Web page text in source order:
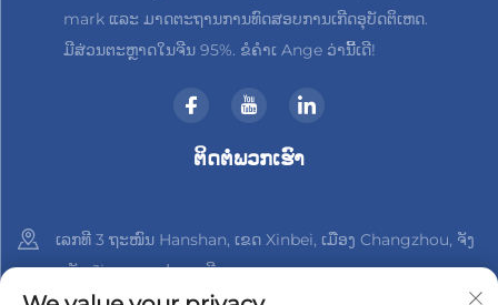
mark ແລະ ມາດຕະຖານການທົດສອບການເກີດອຸບັດຕິເຫດ.
ມີສ່ວນຕະຫຼາດໃນຈີນ 95%. ຂໍຄຳເ Ange ວ່ານີ້ເດີ!
ຕິດຕໍ່ພວກເຮົາ
ເລກທີ 3 ຖະໜົນ Hanshan, ເຂດ Xinbei, ເມືອງ Changzhou, ຈັງ
ຫວັດ Jiangsu, ປະເທດຈີນ